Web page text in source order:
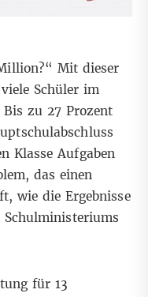
Mit dieser
Schüler im
zu 27 Prozent
Klasse Aufgaben
das einen
wie die Ergebnisse
Schulministeriums
für 13